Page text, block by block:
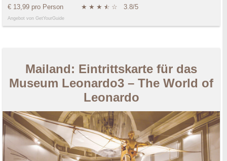
€ 13,99 pro Person ★ ★ ★ ★
☆ ☆ 3.8/5
Angebot von GetYourGuide
Mailand: Eintrittskarte für das
Museum Leonardo3 – The World of
Leonardo